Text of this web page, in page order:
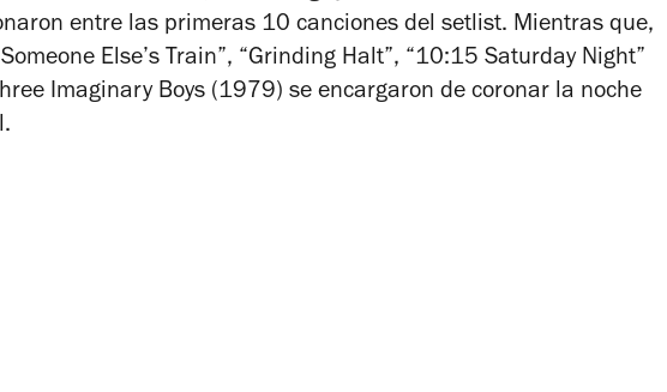
entre las primeras 10 canciones del setlist. Mientras que,
Else’s Train”, “Grinding Halt”, “10:15 Saturday Night”
Imaginary Boys (1979) se encargaron de coronar la noche